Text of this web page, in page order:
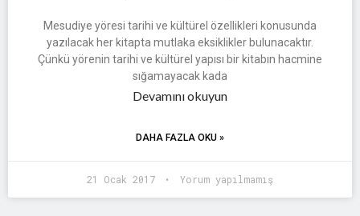
Mesudiye yöresi tarihi ve kültürel özellikleri konusunda
yazılacak her kitapta mutlaka eksiklikler bulunacaktır.
Çünkü yörenin tarihi ve kültürel yapısı bir kitabın hacmine
sığamayacak kada
Devamını okuyun
DAHA FAZLA OKU »
21 Ocak 2017 Yorum yapılmamış